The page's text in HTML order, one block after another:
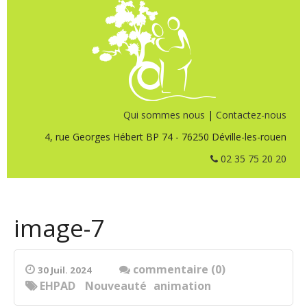
Qui sommes nous | Contactez-nous
4, rue Georges Hébert BP 74 - 76250 Déville-les-rouen
02 35 75 20 20
image-7
30 Juil. 2024
commentaire (0)
animation
EHPAD Nouveauté